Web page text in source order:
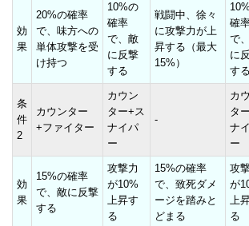
効
果
20%の確率
で、味方への
単体攻撃を受
け持つ
10%の
確率
で、敵
に反撃
する
戦闘中、徐々
に攻撃力が上
昇する（最大
15%）
確
で
に
する
条
件
2
カウンター
+ファイター
カウン
ター+ス
ナイパ
ー
-
カ
タ
ナ
ー
効
果
15%の確率
で、敵に反撃
する
攻撃力
が10%
上昇す
る
15%の確率
で、致死ダメ
ージを踏みと
どまる
攻
が
上
る